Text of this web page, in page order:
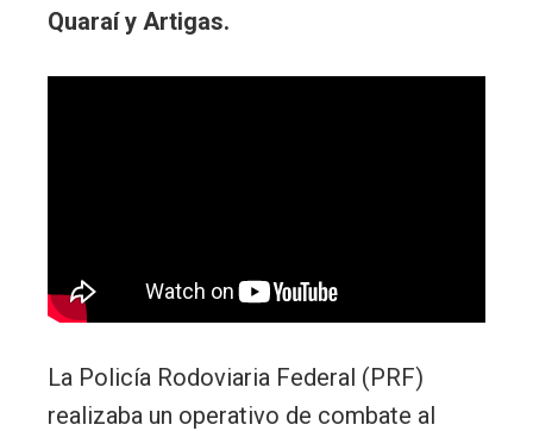
Quaraí y Artigas.
La Policía Rodoviaria Federal (PRF)
realizaba un operativo de combate al